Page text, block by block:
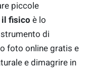
piccole
il fisico è lo
di
foto online gratis e
e dimagrire in